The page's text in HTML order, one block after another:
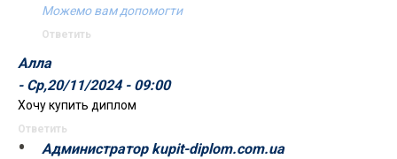
Можемо вам допомогти
Ответить
Алла
- Ср,20/11/2024 - 09:00
Хочу купить диплом
Ответить
Администратор kupit-diplom.com.ua